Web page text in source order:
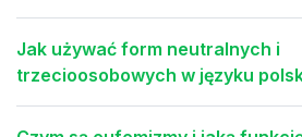
Jak używać form neutralnych i
trzecioosobowych w języku